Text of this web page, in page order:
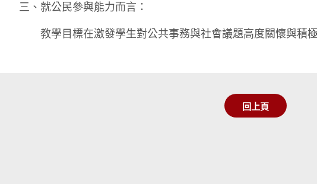
三、就公民參與能力而言：
教學目標在激發學生對公共事務與社會議題高度關懷與積極
回上頁